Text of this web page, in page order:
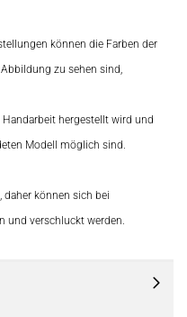
können die Farben der
zu sehen sind,
Handarbeit hergestellt wird und
Modell möglich sind.
können sich bei
und verschluckt werden.